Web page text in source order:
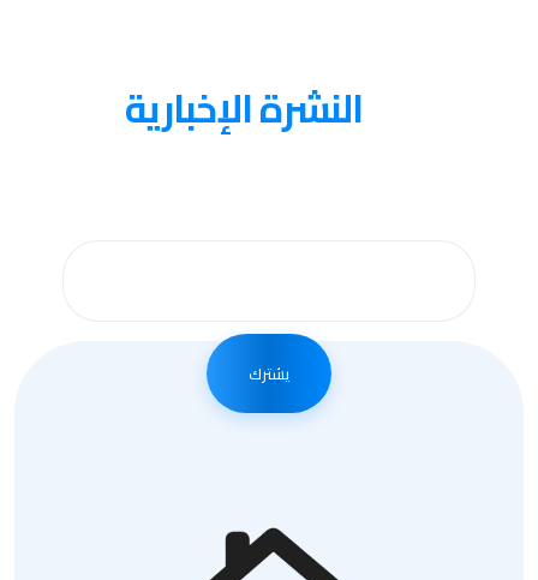
النشرة الإخبارية
يشترك